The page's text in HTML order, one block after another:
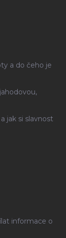
a do čeho je
jak si slavnost
informace o